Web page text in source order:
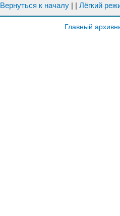
Вернуться к началу | | Лёгкий
Главный